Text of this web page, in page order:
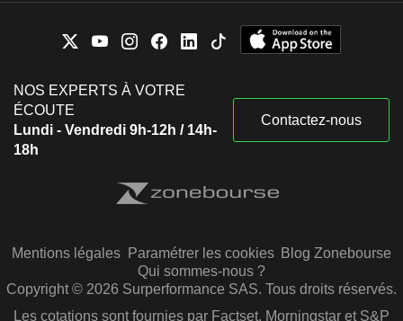
NOS EXPERTS À VOTRE
ÉCOUTE
Lundi - Vendredi 9h-12h / 14h-
18h
Contactez-nous
Mentions légales Paramétrer les cookies Blog Zonebourse
Qui sommes-nous ?
Copyright © 2026 Surperformance SAS. Tous droits réservés.
Les cotations sont fournies par Factset, Morningstar et S&P